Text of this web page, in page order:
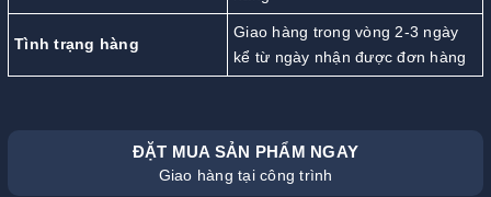
Tình trạng hàng
Giao hàng trong vòng 2-3 ngày
kể từ ngày nhận được đơn hàng
ĐẶT MUA SẢN PHẨM NGAY
Giao hàng tại công trình